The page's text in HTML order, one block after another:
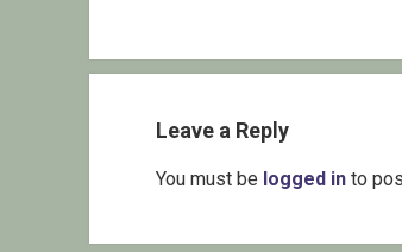
Leave a Reply
You must be logged into